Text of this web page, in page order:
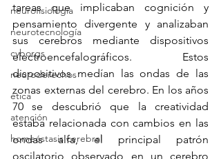
neurofisiología
neurotecnología
cyborgs
neuroderechos
ética
atención
homeóstasis cerebral
tareas que implicaban cognición y
pensamiento divergente y analizaban
sus cerebros mediante dispositivos
electroencefalográficos. Estos
dispositivos medían las ondas de las
zonas externas del cerebro. En los años
70 se descubrió que la creatividad
estaba relacionada con cambios en las
ondas alfa, el principal patrón
oscilatorio observado en un cerebro